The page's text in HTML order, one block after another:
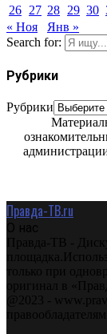
26 27 28 29 30
« Ноя
Янв »
Search for:
Рубрики
Рубрики
Правда-ТВ.ru
О нас
Правда-ТВ -
только при
оригинал в
@2023 -
правообладателям.